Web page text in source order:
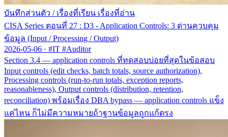
บันทึกส่วนตัว / เรื่องที่เรียน เรื่องที่อ่าน
CISA Series ตอนที่ 27 : D3 - Application Controls: 3 ด่านควบคุม
ข้อมูล (Input / Processing / Output)
2026-05-06 · #IT #Auditor
Section 3.4 — application controls ที่ทดสอบบ่อยที่สุดในข้อสอบ
Input controls (edit checks, batch totals, source authorization),
Processing controls (run-to-run totals, exception reports,
reasonableness), Output controls (distribution, retention,
reconciliation) พร้อมเรื่อง DBA bypass — application controls แข็ง
แค่ไหน ก็ไม่มีความหมายถ้าฐานข้อมูลถูกแก้ตรง